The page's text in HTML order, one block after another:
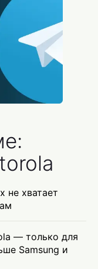
не хватает
— только для
Samsung и